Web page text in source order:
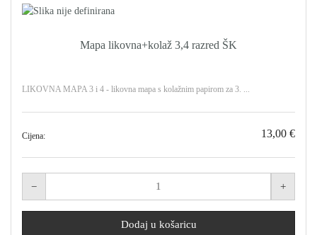
Mapa likovna+kolaž 3,4 razred ŠK
LIKOVNA MAPA 3 i 4 - likovna mapa s kolažnim papirom za 3. ...
Cijena: 13,00 €